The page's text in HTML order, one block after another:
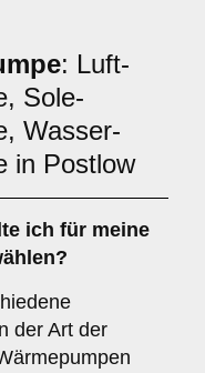
: Luft-
Sole-
Wasser-
in Postlow
ich für meine
der Art der